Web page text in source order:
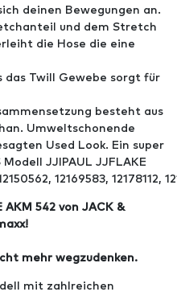
deinen Bewegungen an.
und dem Stretch
die Hose die eine
das Twill Gewebe sorgt für
besteht aus
Umweltschonende
Used Look. Ein super
JJIPAUL JJFLAKE
12169583, 12178112,
AKM 542 von JACK &
mehr wegzudenken.
mit zahlreichen